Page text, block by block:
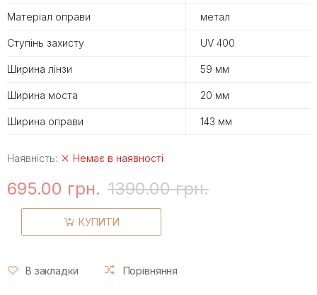
Матеріал оправи метал
Ступінь захисту UV 400
Ширина лінзи 59 мм
Ширина моста 20 мм
Ширина оправи 143 мм
Наявність: Немає в наявності
695.00 грн. 1390.00 грн.
КУПИТИ
В закладки Порівняння